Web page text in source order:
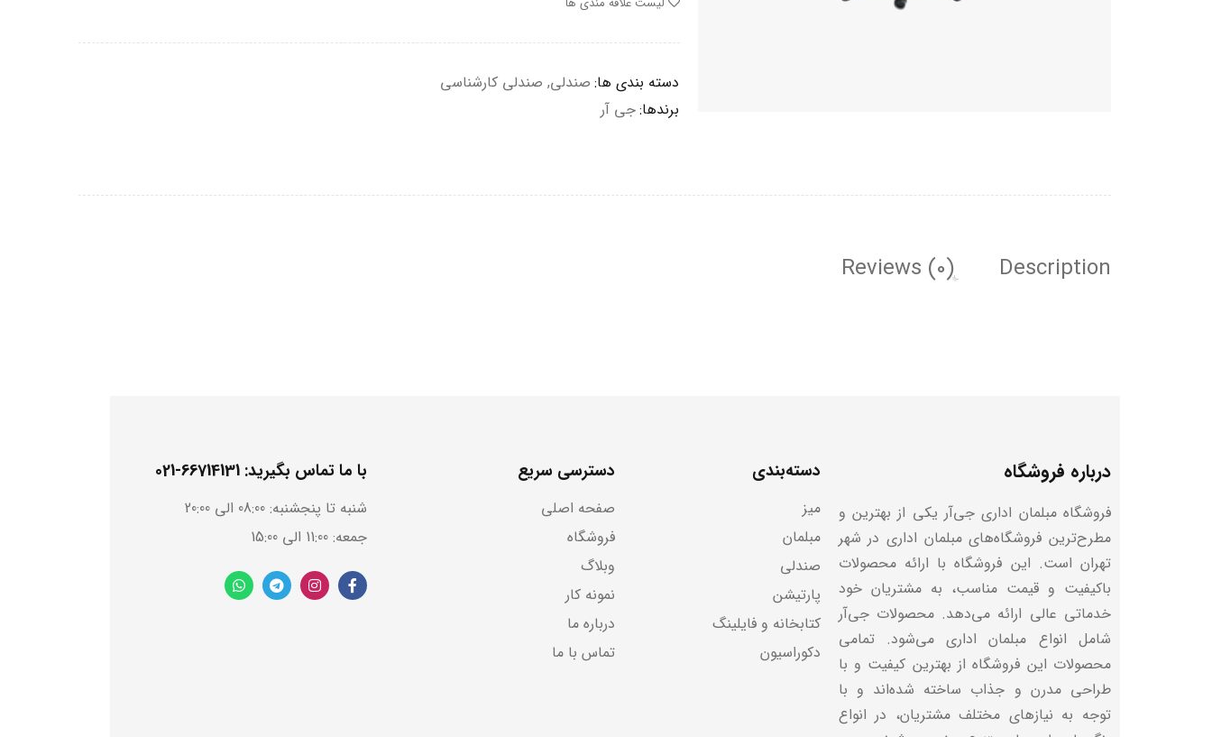
دسته بندی ها: صندلی, صندلی کارشناسی
برندها:جی آر
Description
Reviews (0)
درباره فروشگاه
فروشگاه مبلمان اداری جی‌آر یکی از بهترین و
مطرح‌ترین فروشگاه‌های مبلمان اداری در شهر
تهران است. این فروشگاه با ارائه محصولات
باکیفیت و قیمت مناسب، به مشتریان خود
خدماتی عالی ارائه می‌دهد. محصولات جی‌آر
شامل انواع مبلمان اداری می‌شود. تمامی
محصولات این فروشگاه از بهترین کیفیت و با
طراحی مدرن و جذاب ساخته شده‌اند و با
توجه به نیازهای مختلف مشتریان، در انواع
دسته‌بندی
میز
مبلمان
صندلی
پارتیشن
کتابخانه و فایلینگ
دکوراسیون
دسترسی سریع
صفحه اصلی
فروشگاه
وبلاگ
نمونه کار
درباره ما
تماس با ما
با ما تماس بگیرید: 66714131-021
شنبه تا پنجشنبه: 08:00 الی 20:00
جمعه: 11:00 الی 15:00